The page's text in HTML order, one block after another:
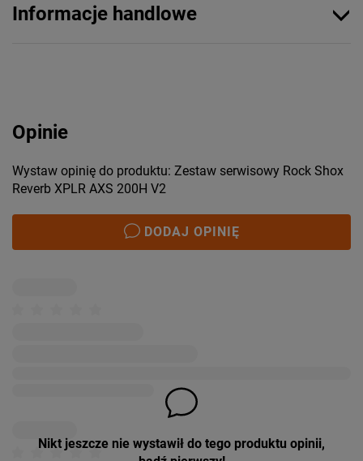
Informacje handlowe
Opinie
Wystaw opinię do produktu: Zestaw serwisowy Rock Shox
Reverb XPLR AXS 200H V2
DODAJ OPINIĘ
Nikt jeszcze nie wystawił do tego produktu opinii,